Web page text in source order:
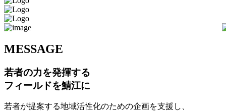
MESSAGE
若者の力を発揮する
フィールドを鯖江に
若者が提案する地域活性化のための企画を支援し、